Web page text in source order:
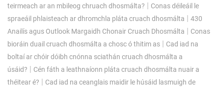
teirmeach ar an mbileog chruach dhosmálta? | Conas déileáil le
spraeáil phlaisteach ar dhromchla pláta cruach dhosmálta | 430
Anailís agus Outlook Margaidh Chonair Cruach Dhosmálta | Conas
bioráin duail cruach dhosmálta a chosc ó thitim as | Cad iad na
boltaí ar chóir dóibh cnónna sciathán cruach dhosmálta a
úsáid? | Cén fáth a leathnaíonn pláta cruach dhosmálta nuair a
théitear é? | Cad iad na ceanglais maidir le húsáid lasmuigh de